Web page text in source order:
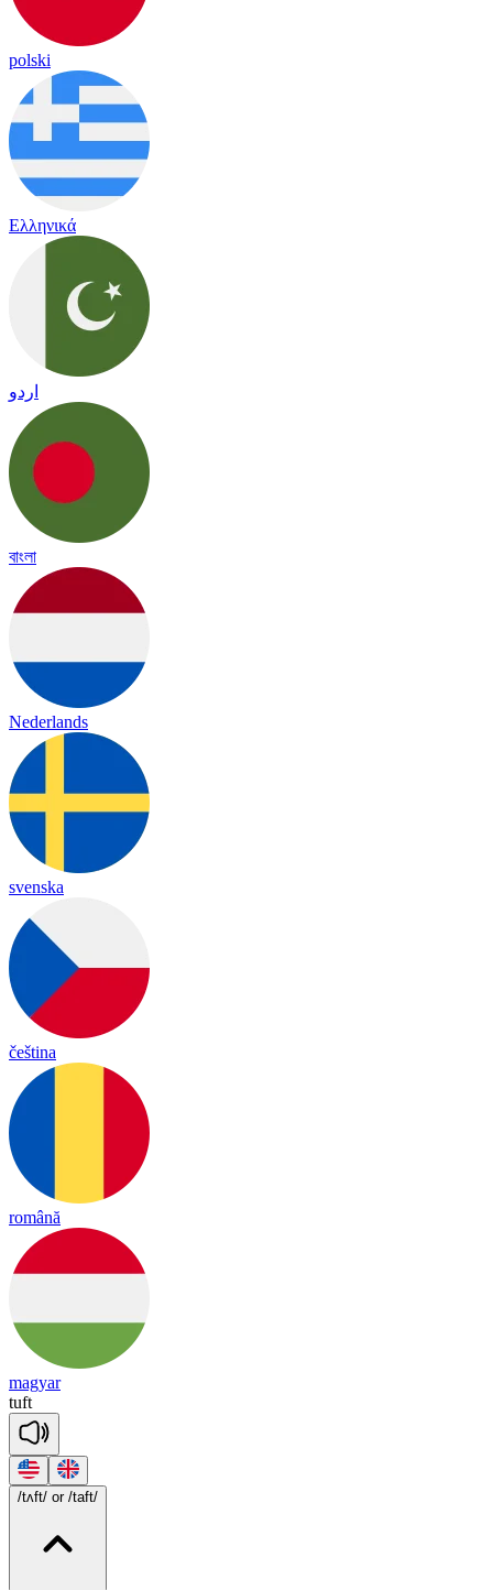
polski
Ελληνικά
اردو
বাংলা
Nederlands
svenska
čeština
română
magyar
tuft
/tʌft/ or /taft/